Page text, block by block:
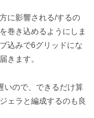
に影響される/するの
巻き込めるようにしま
込みで6グリッドにな
きます。
いので、できるだけ算
ェラと編成するのも良